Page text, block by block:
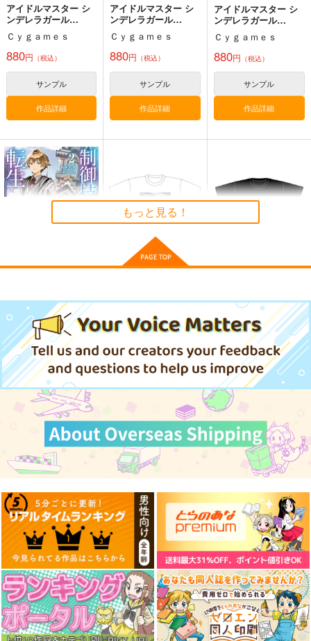
アイドルマスター シ
ンデレラガール
ズ After20 15巻
Ｃｙｇａｍｅｓ
880円 （税込）
サンプル
作品詳細
アイドルマスター シ
ンデレラガール
ズ After20 16巻
Ｃｙｇａｍｅｓ
880円 （税込）
サンプル
作品詳細
アイドルマスター シ
ンデレラガール
ズ After20 18巻
Ｃｙｇａｍｅｓ
880円 （税込）
サンプル
作品詳細
ルベース開発が魔術革
命をもたらす 2
ＳＢクリエイティブ
1,815円 （税込）
サンプル
作品詳細
旅 the Beautiful Worl
d』 25周年記念 Tシャ
ツ B 駅 XLサイズ
4,400円（税込）
サンプル
作品詳細
「呪術廻戦」 台詞Tシ
ャツ 虎杖悠仁（XLサ
イズ）
3,850円（税込）
サンプル
作品詳細
(BD)ウマ娘 シンデレ
ラグレイ 5
10,890円（税込）
サンプル
(BD)ウマ娘 シンデレ
ラグレイ 6
10,890円（税込）
サンプル
(BD)ウマ娘 シンデレ
ラグレイ 7 豪華版
14,300円（税込）
サンプル
もっと見る！